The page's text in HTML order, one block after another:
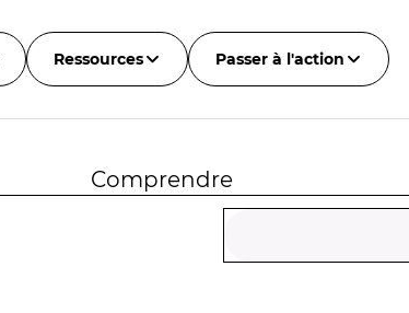
Ressources Passer à l'action
Comprendre